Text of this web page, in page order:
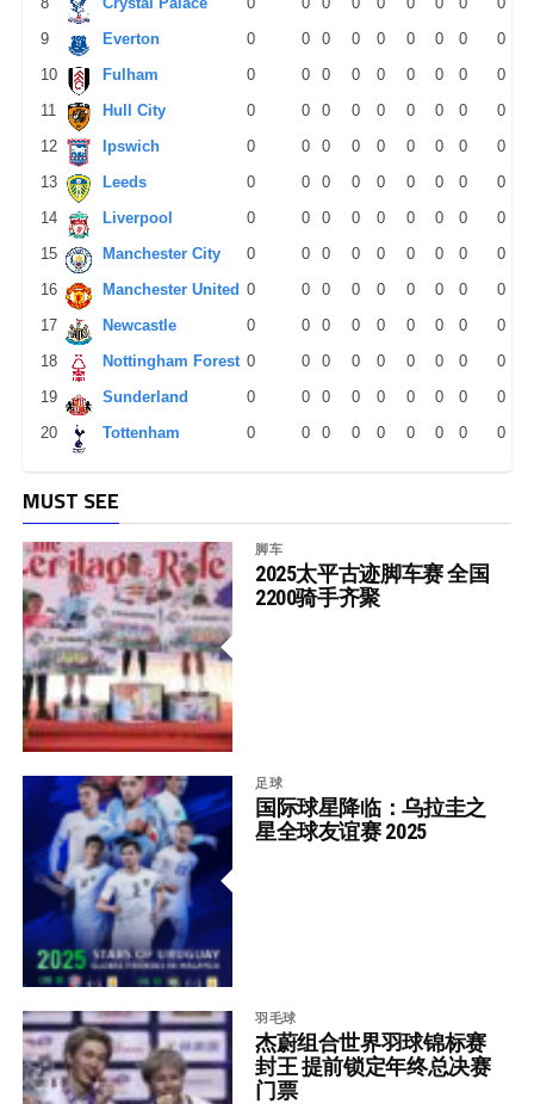
9
Everton 0 0 0 0 0 0 0 0
0
10
Fulham 0 0 0 0 0 0 0 0
0
11
Hull City 0 0 0 0 0 0 0 0
0
12
Ipswich 0 0 0 0 0 0 0 0
0
13
Leeds 0 0 0 0 0 0 0 0
0
14
Liverpool 0 0 0 0 0 0 0 0
0
15
Manchester City 0 0 0 0 0 0 0 0
0
16
Manchester United 0 0 0 0 0 0 0 0
0
17
Newcastle 0 0 0 0 0 0 0 0
0
18
Nottingham Forest 0 0 0 0 0 0 0 0
0
19
Sunderland 0 0 0 0 0 0 0 0
0
20
Tottenham 0 0 0 0 0 0 0 0 0
MUST SEE
脚车
2025太平古迹脚车赛 全国
2200骑手齐聚
足球
国际球星降临：乌拉圭之
星全球友谊赛 2025
羽毛球
杰蔚组合世界羽球锦标赛
封王 提前锁定年终总决赛
门票